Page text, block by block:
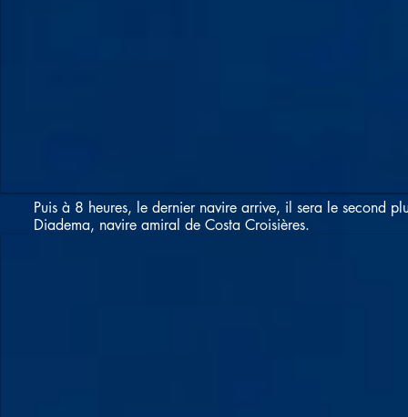
Puis à 8 heures, le dernier navire arrive, il sera le second
Diadema, navire amiral de Costa Croisières.